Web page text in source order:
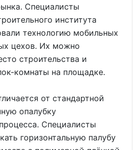
Специалисты
института
технологию мобильных
цехов. Их можно
строительства и
комнаты на площадке.
от стандартной
опалубку
Специалисты
горизонтальную палубу